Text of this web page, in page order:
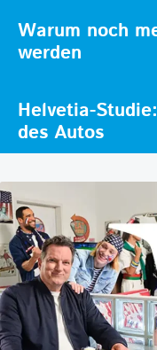
Warum noch
werden
Helvetia-
des Autos